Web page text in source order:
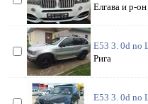
Елгава и р-он
E53 3. 0d no
Рига
E53 3. 0d no